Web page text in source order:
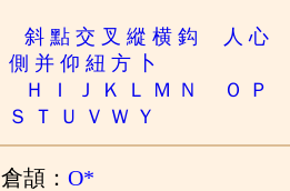
斜 點 交 叉 縱 横 鈎 人 心
側 并 仰 紐 方
卜
Ｈ Ｉ Ｊ Ｋ Ｌ Ｍ Ｎ Ｏ
Ｐ
Ｓ Ｔ Ｕ Ｖ Ｗ Ｙ
倉頡： O*